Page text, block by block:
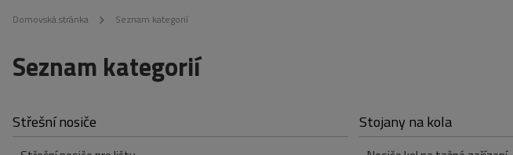
Domovská stránka Seznam kategorií
Seznam kategorií
Střešní nosiče Stojany na kola